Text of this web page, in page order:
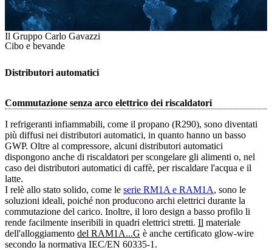
Il Gruppo Carlo Gavazzi
Cibo e bevande
Distributori automatici
Commutazione senza arco elettrico dei riscaldatori
I refrigeranti infiammabili, come il propano (R290), sono diventati
più diffusi nei distributori automatici, in quanto hanno un basso
GWP. Oltre al compressore, alcuni distributori automatici
dispongono anche di riscaldatori per scongelare gli alimenti o, nel
caso dei distributori automatici di caffè, per riscaldare l'acqua e il
latte.
I relè allo stato solido, come le serie RM1A e RAM1A, sono le
soluzioni ideali, poiché non producono archi elettrici durante la
commutazione del carico. Inoltre, il loro design a basso profilo li
rende facilmente inseribili in quadri elettrici stretti. Il materiale
dell'alloggiamento del RAM1A...G è anche certificato glow-wire
secondo la normativa IEC/EN 60335-1.